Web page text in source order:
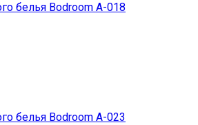
белья Bodroom A-018
белья Bodroom A-023